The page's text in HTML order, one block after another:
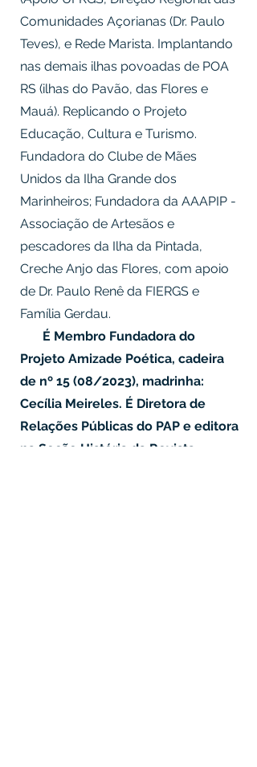
Comunidades Açorianas (Dr. Paulo
Teves), e Rede Marista. Implantando
nas demais ilhas povoadas de POA
RS (ilhas do Pavão, das Flores e
Mauá). Replicando o Projeto
Educação, Cultura e Turismo.
Fundadora do Clube de Mães
Unidos da Ilha Grande dos
Marinheiros; Fundadora da AAAPIP -
Associação de Artesãos e
pescadores da Ilha da Pintada,
Creche Anjo das Flores, com apoio
de Dr. Paulo Renê da FIERGS e
Família Gerdau.
É Membro Fundadora do
Projeto Amizade Poética, cadeira
de nº 15 (08/2023), madrinha:
Cecília Meireles. É Diretora de
Relações Públicas do PAP e editora
na Seção História da Revista